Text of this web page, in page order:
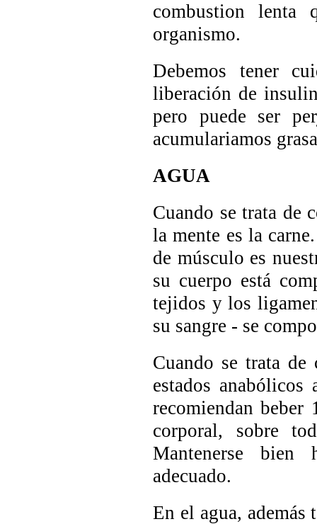
combustion lenta
organismo.
Debemos tener
liberación de
pero puede ser
acumulariamos
AGUA
Cuando se trata de
la mente es la
de músculo es
su cuerpo está
tejidos y los
su sangre - se
Cuando se trata de
estados
recomiendan
corporal, sobre
Mantenerse bien
adecuado.
En el agua,